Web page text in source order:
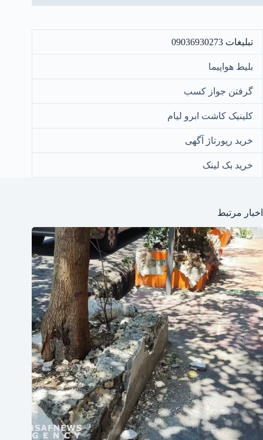
تبلیغات 09036930273
بلیط هواپیما
گرفتن جواز کسب
کلینیک کاشت ابرو لیام
خرید رپورتاژ آگهی
خرید بک لینک
اخبار مرتبط